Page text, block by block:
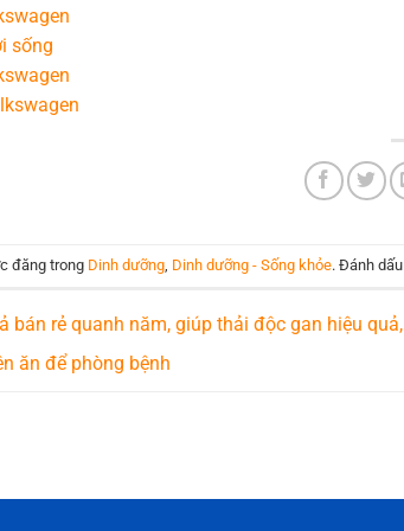
sống
đăng trong Dinh dưỡng Dinh dưỡng - Sống khỏe. Đánh dấu
bán rẻ quanh năm, giúp thải độc gan hiệu quả,
ăn để phòng bệnh